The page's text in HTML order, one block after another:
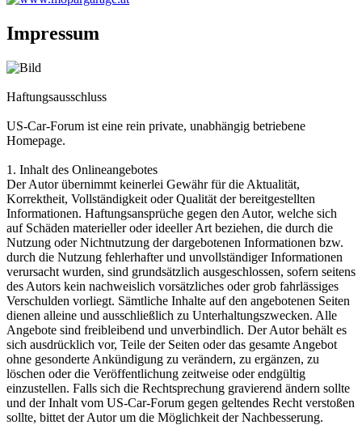
Impressum
Haftungsausschluss
US-Car-Forum ist eine rein private, unabhängig betriebene
Homepage.
1. Inhalt des Onlineangebotes
Der Autor übernimmt keinerlei Gewähr für die Aktualität,
Korrektheit, Vollständigkeit oder Qualität der bereitgestellten
Informationen. Haftungsansprüche gegen den Autor, welche sich
auf Schäden materieller oder ideeller Art beziehen, die durch die
Nutzung oder Nichtnutzung der dargebotenen Informationen bzw.
durch die Nutzung fehlerhafter und unvollständiger Informationen
verursacht wurden, sind grundsätzlich ausgeschlossen, sofern seitens
des Autors kein nachweislich vorsätzliches oder grob fahrlässiges
Verschulden vorliegt. Sämtliche Inhalte auf den angebotenen Seiten
dienen alleine und ausschließlich zu Unterhaltungszwecken. Alle
Angebote sind freibleibend und unverbindlich. Der Autor behält es
sich ausdrücklich vor, Teile der Seiten oder das gesamte Angebot
ohne gesonderte Ankündigung zu verändern, zu ergänzen, zu
löschen oder die Veröffentlichung zeitweise oder endgültig
einzustellen. Falls sich die Rechtsprechung gravierend ändern sollte
und der Inhalt vom US-Car-Forum gegen geltendes Recht verstoßen
sollte, bittet der Autor um die Möglichkeit der Nachbesserung.